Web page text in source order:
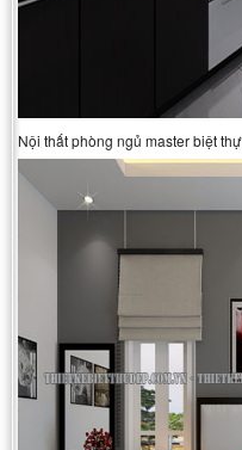
Nội thất phòng ngủ master biệt thự